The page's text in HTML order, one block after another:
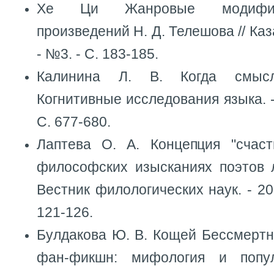
Хе Ци Жанровые
произведений Н. Д. Телешова //
- №3. - С. 183-185.
Калинина Л. В. Когда
Когнитивные исследования
С. 677-680.
Лаптева О. А. Концепция
философских изысканиях поэтов
Вестник филологических наук. -
121-126.
Булдакова Ю. В. Кощей
фан-фикшн: мифология и